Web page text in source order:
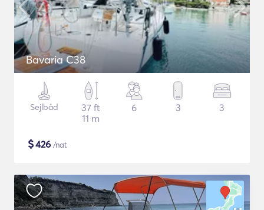
Bavaria C38
Sejlbåd
37 ft
11 m
6 3 3
$426 /nat